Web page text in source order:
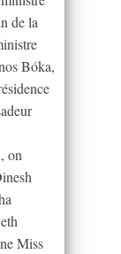
de la
Bóka,
on
Miss